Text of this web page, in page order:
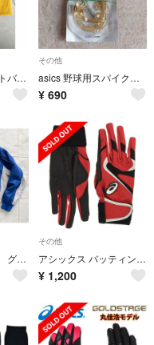
アシックス リストバンド ロング 両手 イエロー×ブラック 新品
その他
asics 野球用スパイク取り替え金具
¥ 690
アシックス 野球 グランドコート 140
その他
アシックス バッティング用手袋
¥ 1,200